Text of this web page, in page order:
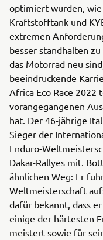
optimiert wurden,
Kraftstofftank und
extremen
besser standhalten
das Motorrad neu
beeindruckende
Africa Eco Race 2022
vorangegangenen
hat. Der 46-jährige
Sieger der
Enduro-
Dakar-Rallyes mit.
ähnlichen Weg: Er
Weltmeisterschaft
dafür bekannt, dass
einige der härtesten
meistert sowie für